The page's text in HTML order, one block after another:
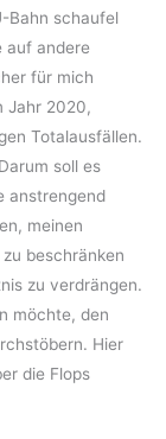
Bahn schaufel
auf andere
für mich
Jahr 2020,
Totalausfällen.
soll es
anstrengend
meinen
beschränken
zu verdrängen.
möchte, den
Hier
die Flops